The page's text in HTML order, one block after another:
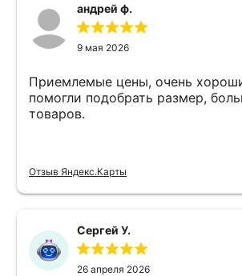
андрей ф.
9 мая 2026
Приемлемые цены, очень
помогли подобрать размер,
товаров.
Отзыв Яндекс.Карты
Сергей У.
26 апреля 2026